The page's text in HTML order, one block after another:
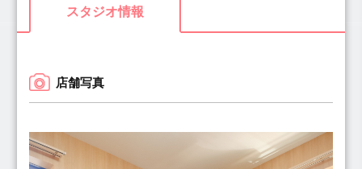
スタジオ情報
店舗写真